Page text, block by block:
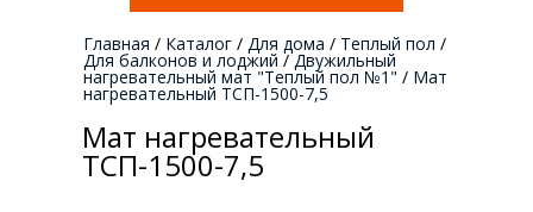
Главная / Каталог / Для дома / Теплый пол /
Для балконов и лоджий / Двужильный
нагревательный мат "Теплый пол №1" / Мат
нагревательный ТСП-1500-7,5
Мат нагревательный
ТСП-1500-7,5